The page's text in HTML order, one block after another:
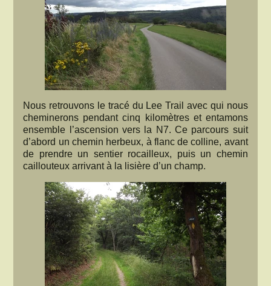
Nous retrouvons le tracé du Lee Trail avec qui nous
cheminerons pendant cinq kilomètres et entamons
ensemble l’ascension vers la N7. Ce parcours suit
d’abord un chemin herbeux, à flanc de colline, avant
de prendre un sentier rocailleux, puis un chemin
caillouteux arrivant à la lisière d’un champ.